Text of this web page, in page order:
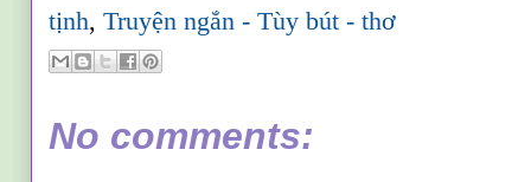
tịnh,Truyện ngắn - Tùy bút - thơ
No comments: